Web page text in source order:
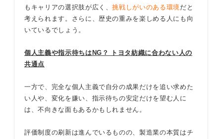
もキャリアの選択肢が広く、挑戦しがいのある環境 だと
考えられます。さらに、歴史の重みを楽しめる人にも向
いているでしょう。
個人主義や指示待ちはNG？ トヨタ紡織に合わない人の
共通点
一方で、完全な個人主義で自分の成果だけを追い求めた
い人や、変化を嫌い、指示待ちの安定だけを望む人に
は、不向きな面もあるかもしれません。
評価制度の刷新は進んでいるものの、製造業の本質はチ